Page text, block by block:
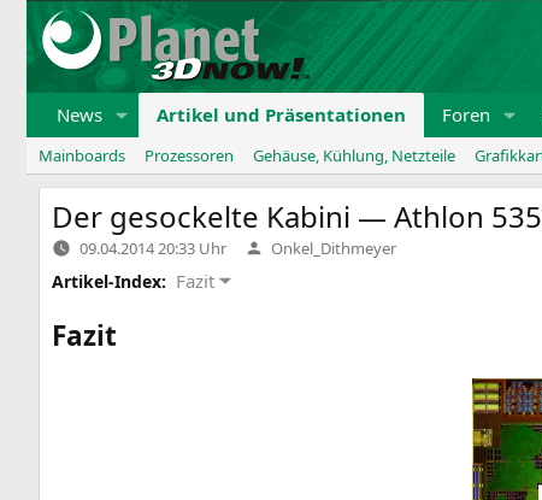
Zum
Inhalt
springen
News Artikel und Präsentationen Foren
Mainboards Prozessoren Gehäuse, Kühlung, Netzteile
Der gesockelte Kabini — Athlon
09.04.2014 20:33 Uhr Verfasst
von
Onkel_Dithmeyer
Artikel-Index: Fazit
Fazit